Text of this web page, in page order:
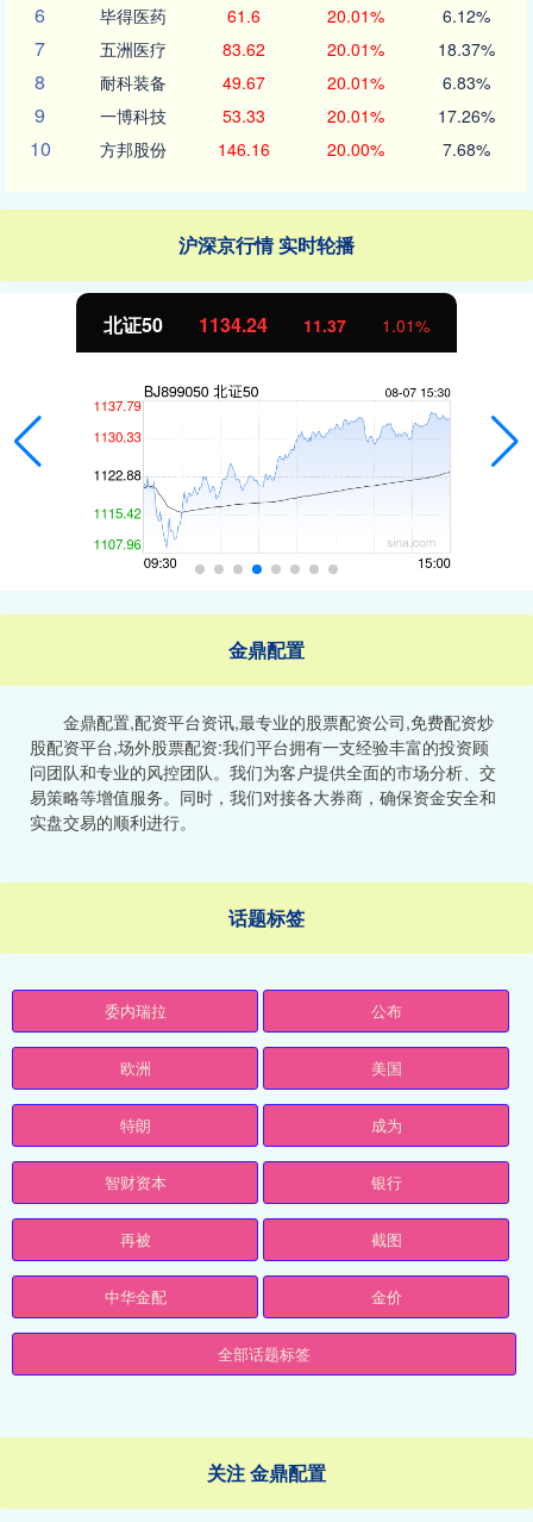
6 毕得医药 61.6 20.01% 6.12%
7 五洲医疗 83.62 20.01% 18.37%
8 耐科装备 49.67 20.01% 6.83%
9 一博科技 53.33 20.01% 17.26%
10 方邦股份 146.16 20.00% 7.68%
沪深京行情 实时轮播
北证50 1134.24 11.37 1.01%
金鼎配置
金鼎配置,配资平台资讯,最专业的股票配资公司,免费配资炒
股配资平台,场外股票配资:我们平台拥有一支经验丰富的投资顾
问团队和专业的风控团队。我们为客户提供全面的市场分析、交
易策略等增值服务。同时，我们对接各大券商，确保资金安全和
实盘交易的顺利进行。
话题标签
委内瑞拉 公布
欧洲 美国
特朗 成为
智财资本 银行
再被 截图
中华金配 金价
全部话题标签
关注 金鼎配置